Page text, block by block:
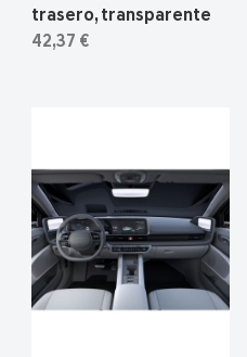
trasero, transparente
42,37 €